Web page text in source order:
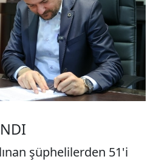
şüphelilerden 51'i